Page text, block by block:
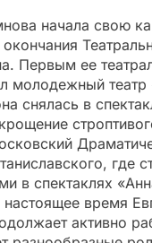
начала свою
окончания
Первым ее
молодежный театр
снялась в
где
в спектаклях
время
активно